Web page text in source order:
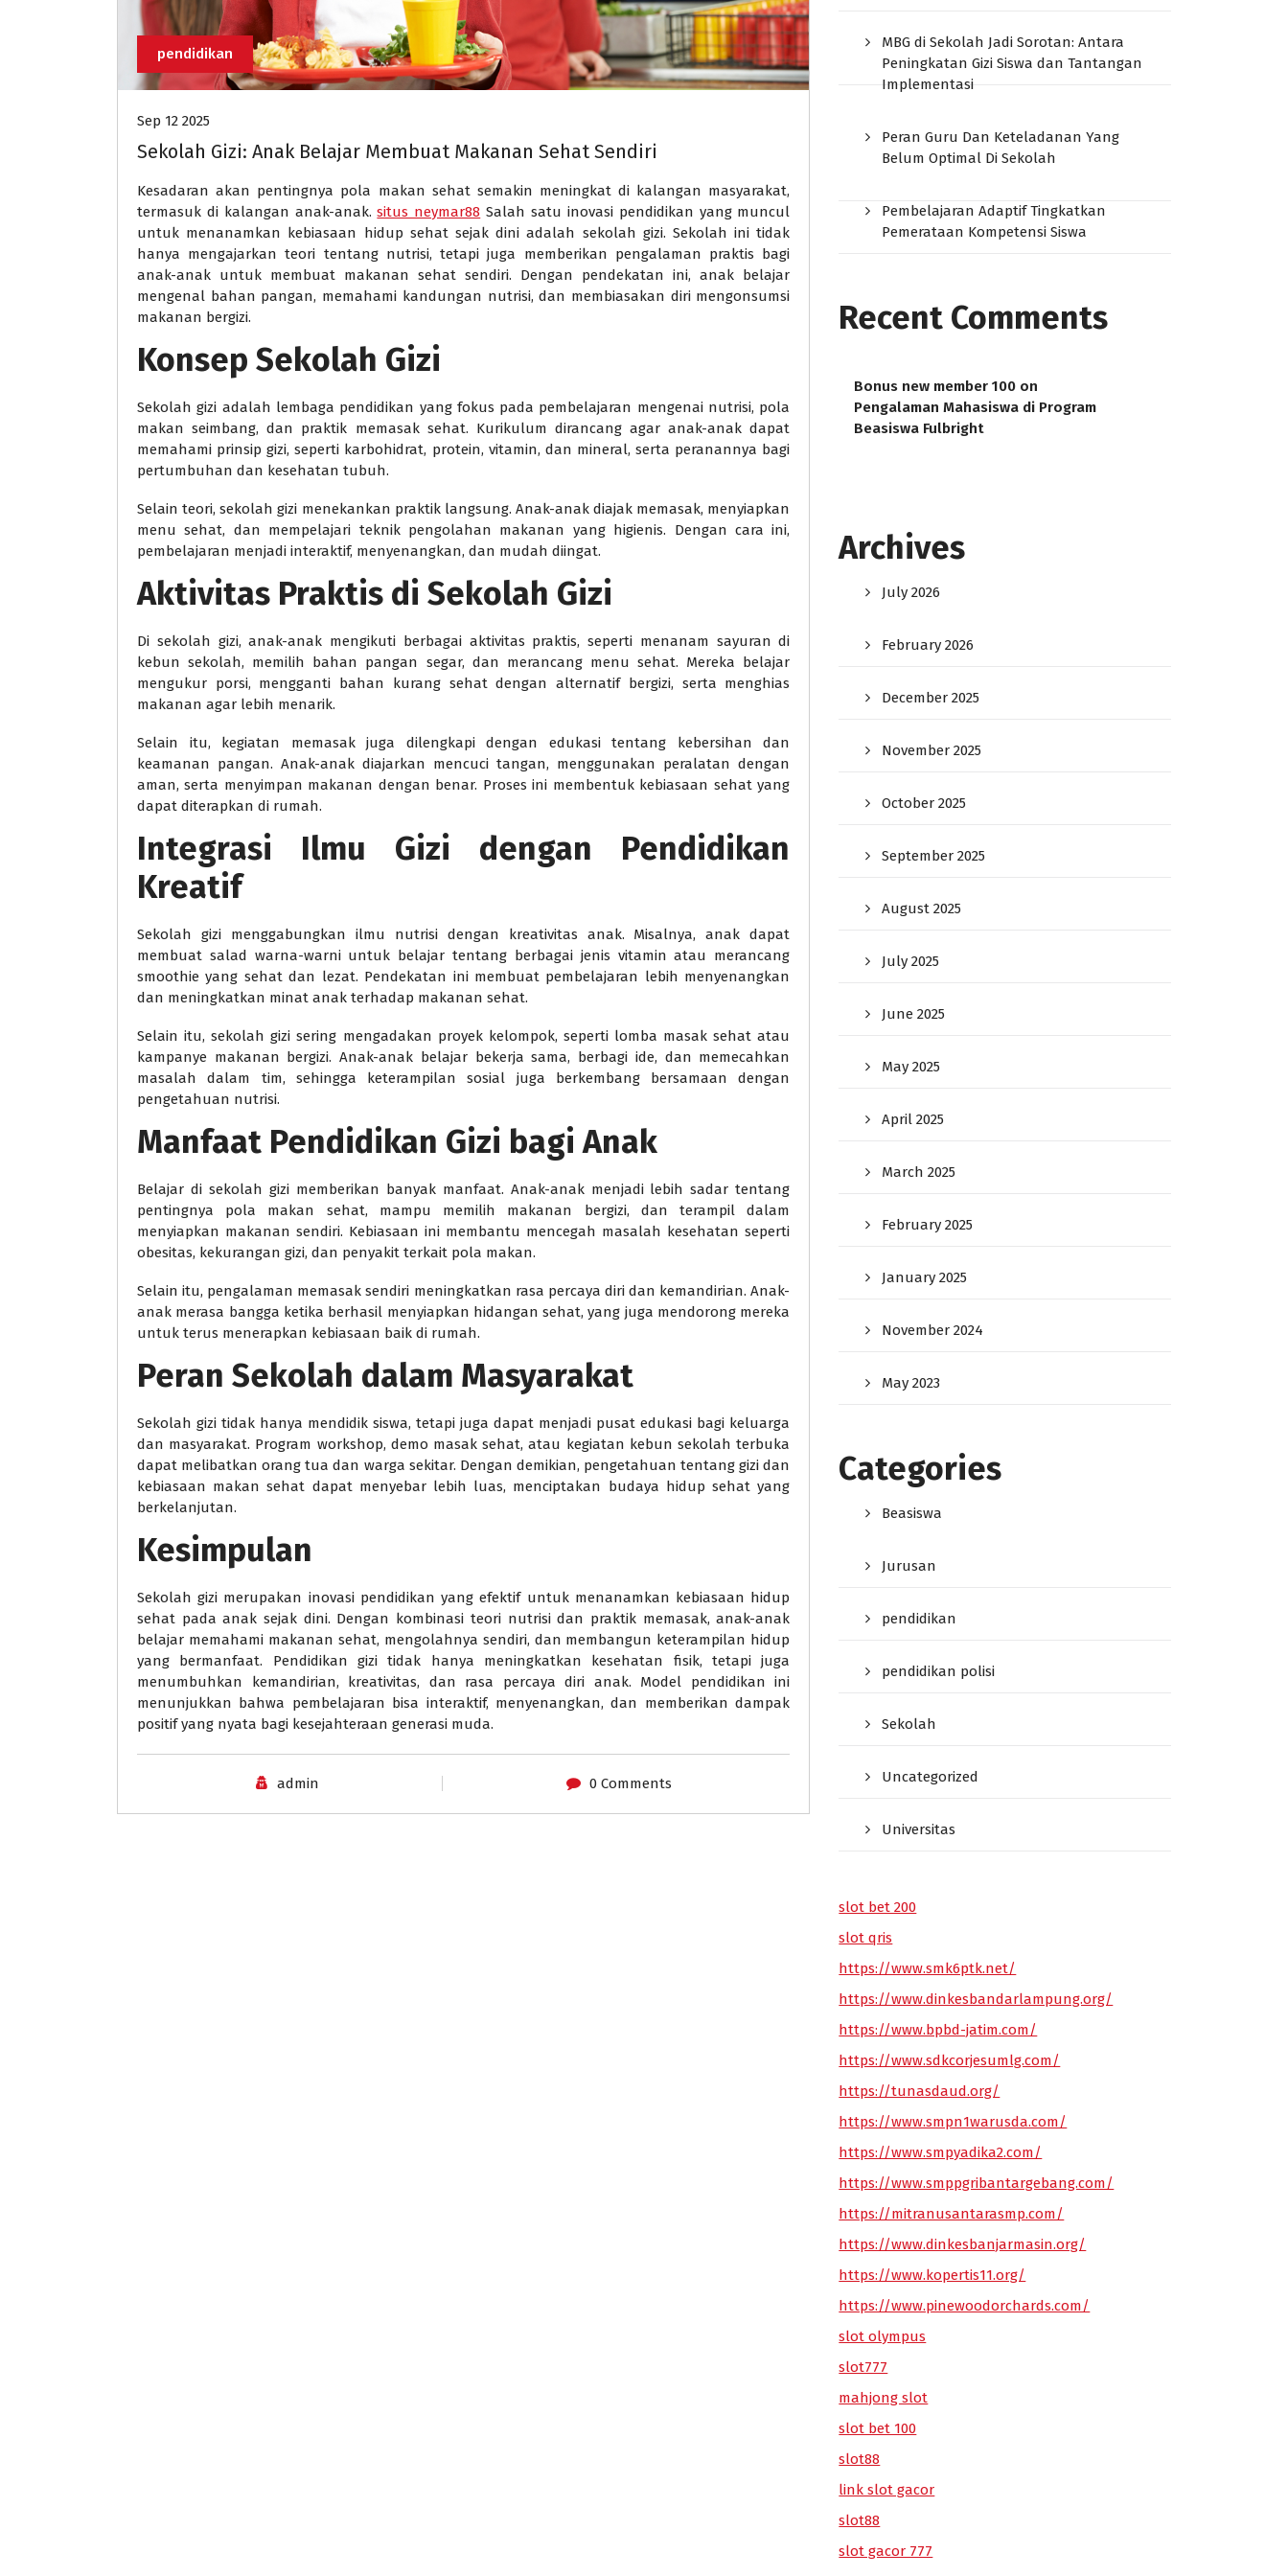
pendidikan
Sep 12 2025
Sekolah Gizi: Anak Belajar Membuat Makanan Sehat Sendiri
Kesadaran akan pentingnya pola makan sehat semakin meningkat di kalangan masyarakat,
termasuk di kalangan anak-anak.situs neymar88 Salah satu inovasi pendidikan yang muncul
untuk menanamkan kebiasaan hidup sehat sejak dini adalah sekolah gizi. Sekolah ini tidak
hanya mengajarkan teori tentang nutrisi, tetapi juga memberikan pengalaman praktis bagi
anak-anak untuk membuat makanan sehat sendiri. Dengan pendekatan ini, anak belajar
mengenal bahan pangan, memahami kandungan nutrisi, dan membiasakan diri mengonsumsi
makanan bergizi.
Konsep Sekolah Gizi
Sekolah gizi adalah lembaga pendidikan yang fokus pada pembelajaran mengenai nutrisi, pola
makan seimbang, dan praktik memasak sehat. Kurikulum dirancang agar anak-anak dapat
memahami prinsip gizi, seperti karbohidrat, protein, vitamin, dan mineral, serta peranannya bagi
pertumbuhan dan kesehatan tubuh.
Selain teori, sekolah gizi menekankan praktik langsung. Anak-anak diajak memasak, menyiapkan
menu sehat, dan mempelajari teknik pengolahan makanan yang higienis. Dengan cara ini,
pembelajaran menjadi interaktif, menyenangkan, dan mudah diingat.
Aktivitas Praktis di Sekolah Gizi
Di sekolah gizi, anak-anak mengikuti berbagai aktivitas praktis, seperti menanam sayuran di
kebun sekolah, memilih bahan pangan segar, dan merancang menu sehat. Mereka belajar
mengukur porsi, mengganti bahan kurang sehat dengan alternatif bergizi, serta menghias
makanan agar lebih menarik.
Selain itu, kegiatan memasak juga dilengkapi dengan edukasi tentang kebersihan dan
keamanan pangan. Anak-anak diajarkan mencuci tangan, menggunakan peralatan dengan
aman, serta menyimpan makanan dengan benar. Proses ini membentuk kebiasaan sehat yang
dapat diterapkan di rumah.
Integrasi Ilmu Gizi dengan Pendidikan
Kreatif
Sekolah gizi menggabungkan ilmu nutrisi dengan kreativitas anak. Misalnya, anak dapat
membuat salad warna-warni untuk belajar tentang berbagai jenis vitamin atau merancang
smoothie yang sehat dan lezat. Pendekatan ini membuat pembelajaran lebih menyenangkan
dan meningkatkan minat anak terhadap makanan sehat.
Selain itu, sekolah gizi sering mengadakan proyek kelompok, seperti lomba masak sehat atau
kampanye makanan bergizi. Anak-anak belajar bekerja sama, berbagi ide, dan memecahkan
masalah dalam tim, sehingga keterampilan sosial juga berkembang bersamaan dengan
pengetahuan nutrisi.
Manfaat Pendidikan Gizi bagi Anak
Belajar di sekolah gizi memberikan banyak manfaat. Anak-anak menjadi lebih sadar tentang
pentingnya pola makan sehat, mampu memilih makanan bergizi, dan terampil dalam
menyiapkan makanan sendiri. Kebiasaan ini membantu mencegah masalah kesehatan seperti
obesitas, kekurangan gizi, dan penyakit terkait pola makan.
Selain itu, pengalaman memasak sendiri meningkatkan rasa percaya diri dan kemandirian. Anak-
anak merasa bangga ketika berhasil menyiapkan hidangan sehat, yang juga mendorong mereka
untuk terus menerapkan kebiasaan baik di rumah.
Peran Sekolah dalam Masyarakat
Sekolah gizi tidak hanya mendidik siswa, tetapi juga dapat menjadi pusat edukasi bagi keluarga
dan masyarakat. Program workshop, demo masak sehat, atau kegiatan kebun sekolah terbuka
dapat melibatkan orang tua dan warga sekitar. Dengan demikian, pengetahuan tentang gizi dan
kebiasaan makan sehat dapat menyebar lebih luas, menciptakan budaya hidup sehat yang
berkelanjutan.
Kesimpulan
Sekolah gizi merupakan inovasi pendidikan yang efektif untuk menanamkan kebiasaan hidup
sehat pada anak sejak dini. Dengan kombinasi teori nutrisi dan praktik memasak, anak-anak
belajar memahami makanan sehat, mengolahnya sendiri, dan membangun keterampilan hidup
yang bermanfaat. Pendidikan gizi tidak hanya meningkatkan kesehatan fisik, tetapi juga
menumbuhkan kemandirian, kreativitas, dan rasa percaya diri anak. Model pendidikan ini
menunjukkan bahwa pembelajaran bisa interaktif, menyenangkan, dan memberikan dampak
positif yang nyata bagi kesejahteraan generasi muda.
admin 0 Comments
MBG di Sekolah Jadi Sorotan: Antara
Peningkatan Gizi Siswa dan Tantangan
Implementasi
Peran Guru Dan Keteladanan Yang
Belum Optimal Di Sekolah
Pembelajaran Adaptif Tingkatkan
Pemerataan Kompetensi Siswa
Recent Comments
Bonus new member 100 on
Pengalaman Mahasiswa di Program
Beasiswa Fulbright
Archives
July 2026
February 2026
December 2025
November 2025
October 2025
September 2025
August 2025
July 2025
June 2025
May 2025
April 2025
March 2025
February 2025
January 2025
November 2024
May 2023
Categories
Beasiswa
Jurusan
pendidikan
pendidikan polisi
Sekolah
Uncategorized
Universitas
slot bet 200
slot qris
https://www.smk6ptk.net/
https://www.dinkesbandarlampung.org/
https://www.bpbd-jatim.com/
https://www.sdkcorjesumlg.com/
https://tunasdaud.org/
https://www.smpn1warusda.com/
https://www.smpyadika2.com/
https://www.smppgribantargebang.com/
https://mitranusantarasmp.com/
https://www.dinkesbanjarmasin.org/
https://www.kopertis11.org/
https://www.pinewoodorchards.com/
slot olympus
slot777
mahjong slot
slot bet 100
slot88
link slot gacor
slot88
slot gacor 777